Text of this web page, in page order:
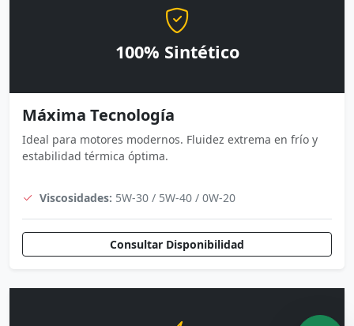
100% Sintético
Máxima Tecnología
Ideal para motores modernos. Fluidez extrema en frío y
estabilidad térmica óptima.
Viscosidades: 5W-30 / 5W-40 / 0W-20
Consultar Disponibilidad